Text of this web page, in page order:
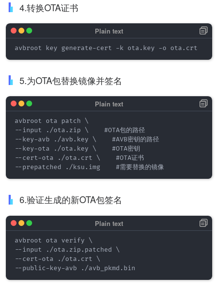
4.转换OTA证书
avbroot key generate-cert -k ota.key -o ota.crt
5.为OTA包替换镜像并签名
avbroot ota patch \
--input ./ota.zip \    #OTA包的路径
--key-avb ./avb.key \    #AVB密钥的路径
--key-ota ./ota.key \    #OTA密钥
--cert-ota ./ota.crt \    #OTA证书
--prepatched ./ksu.img    #需要替换的镜像
6.验证生成的新OTA包签名
avbroot ota verify \
--input ./ota.zip.patched \
--cert-ota ./ota.crt \
--public-key-avb ./avb_pkmd.bin